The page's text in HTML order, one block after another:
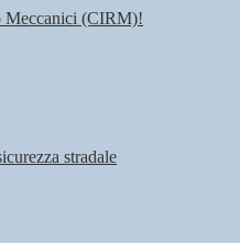
Meccanici (CIRM)!
stradale